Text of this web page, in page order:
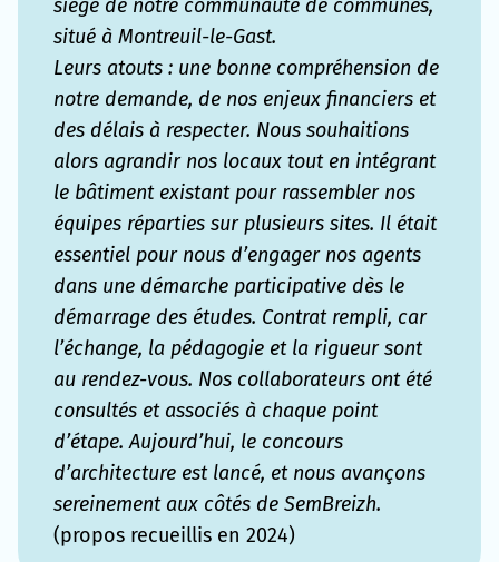
siège de notre communauté de communes,
situé à Montreuil-le-Gast.
Leurs atouts : une bonne compréhension de
notre demande, de nos enjeux financiers et
des délais à respecter. Nous souhaitions
alors agrandir nos locaux tout en intégrant
le bâtiment existant pour rassembler nos
équipes réparties sur plusieurs sites. Il était
essentiel pour nous d’engager nos agents
dans une démarche participative dès le
démarrage des études. Contrat rempli, car
l’échange, la pédagogie et la rigueur sont
au rendez-vous. Nos collaborateurs ont été
consultés et associés à chaque point
d’étape. Aujourd’hui, le concours
d’architecture est lancé, et nous avançons
sereinement aux côtés de SemBreizh.
(propos recueillis en 2024)